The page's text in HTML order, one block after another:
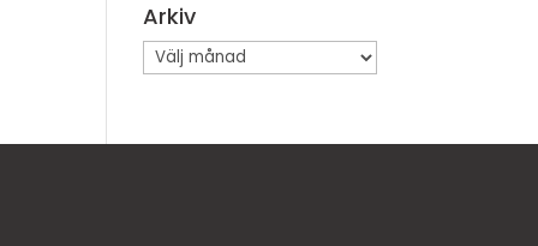
Arkiv
Arkiv